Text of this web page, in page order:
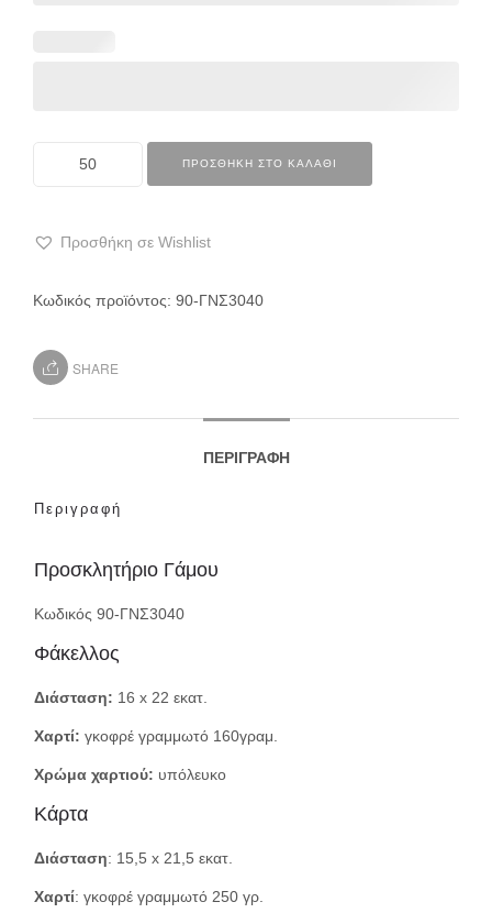
ΠΡΟΣΘΉΚΗ ΣΤΟ ΚΑΛΆΘΙ
Προσθήκη σε Wishlist
Κωδικός προϊόντος: 90-ΓΝΣ3040
SHARE
ΠΕΡΙΓΡΑΦΉ
Περιγραφή
Προσκλητήριο Γάμου
Κωδικός 90-ΓΝΣ3040
Φάκελλος
Διάσταση: 16 x 22 εκατ.
Χαρτί: γκοφρέ γραμμωτό 160γραμ.
Χρώμα χαρτιού: υπόλευκο
Κάρτα
Διάσταση: 15,5 x 21,5 εκατ.
Χαρτί: γκοφρέ γραμμωτό 250 γρ.